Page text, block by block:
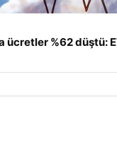
ücretler %62 düştü: